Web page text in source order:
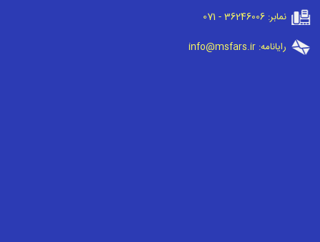
نمابر:071 - 36246006
رایانامه:info@msfars.ir